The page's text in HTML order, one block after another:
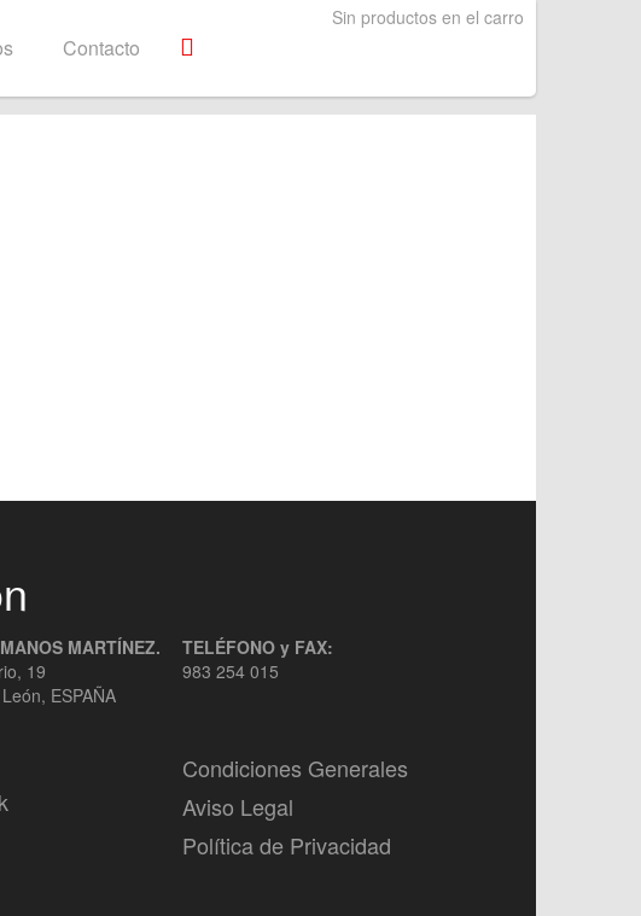
Contacto
Sin productos en el carro
MARTÍNEZ.
19
ESPAÑA
TELÉFONO y FAX:
983 254 015
Condiciones Generales
Aviso Legal
Política de Privacidad